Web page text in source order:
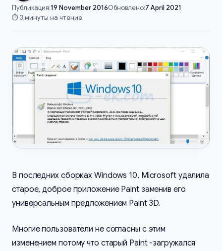
Публикация:19 November 2016Обновлено:7 April 2021
⏱️ 3 минуты на чтение
В последних сборках Windows 10, Microsoft удалила
старое, доброе приложение Paint заменив его
универсальным предложением Paint 3D.
Многие пользователи не согласны с этим
изменением потому что старый Paint -загружался